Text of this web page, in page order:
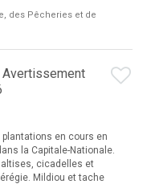
des Pêcheries et de
Avertissement
en cours en
la Capitale-Nationale.
cicadelles et
Mildiou et tache